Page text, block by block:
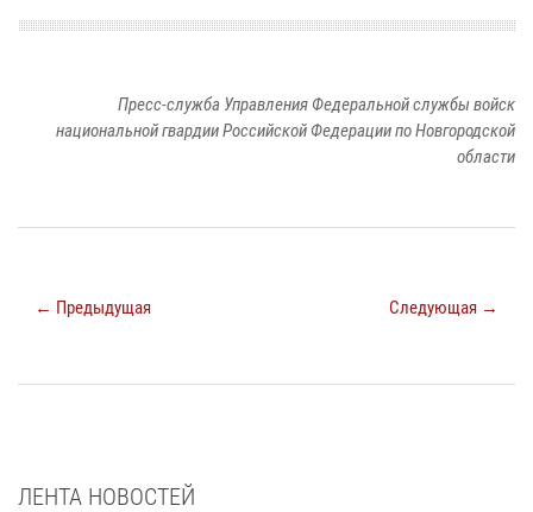
Пресс-служба Управления Федеральной службы войск
национальной гвардии Российской Федерации по Новгородской
области
← Предыдущая Следующая →
ЛЕНТА НОВОСТЕЙ